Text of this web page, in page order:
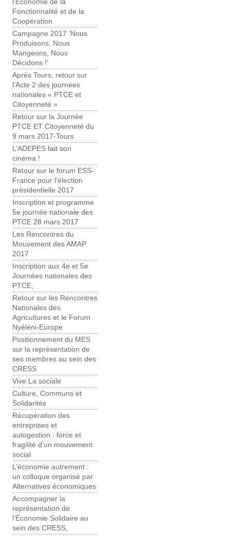
l’Economie de la
Fonctionnalité et de la
Coopération
Campagne 2017 ’Nous
Produisons, Nous
Mangeons, Nous
Décidons !’
Après Tours, retour sur
l’Acte 2 des journées
nationales « PTCE et
Citoyenneté »
Retour sur la Journée
PTCE ET Citoyenneté du
9 mars 2017-Tours
L’ADEPES fait son
cinéma !
Retour sur le forum ESS-
France pour l’élection
présidentielle 2017
Inscription et programme
5e journée nationale des
PTCE 28 mars 2017
Les Rencontres du
Mouvement des AMAP
2017
Inscription aux 4e et 5e
Journées nationales des
PTCE,
Retour sur les Rencontres
Nationales des
Agricultures et le Forum
Nyéléni-Europe
Positionnement du MES
sur la représentation de
ses membres au sein des
CRESS
Vive La sociale
Culture, Communs et
Solidarités
Récupération des
entreprises et
autogestion : force et
fragilité d’un mouvement
social
L’économie autrement :
un colloque organisé par
Alternatives économiques
Accompagner la
représentation de
l’Économie Solidaire au
sein des CRESS,